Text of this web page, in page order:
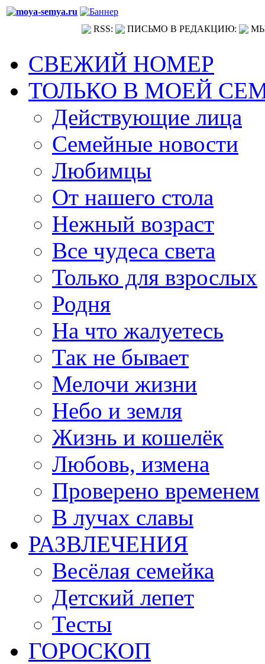
RSS: ПИСЬМО В РЕДАКЦИЮ:
СВЕЖИЙ НОМЕР
ТОЛЬКО В МОЕЙ
Действующие лица
Семейные новости
Любимцы
От нашего стола
Нежный возраст
Все чудеса света
Только для взрослых
Родня
На что жалуетесь
Так не бывает
Мелочи жизни
Небо и земля
Жизнь и кошелёк
Любовь, измена
Проверено временем
В лучах славы
РАЗВЛЕЧЕНИЯ
Весёлая семейка
Детский лепет
Тесты
ГОРОСКОП